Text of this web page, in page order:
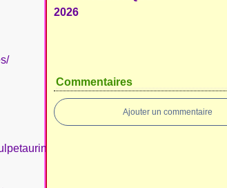
2026
Commentaires
Ajouter un commentaire